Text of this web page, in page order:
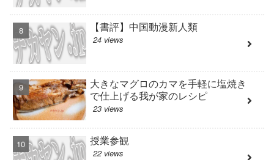
【書評】中国動漫新人類
24 views
大きなマグロのカマを手軽に塩焼き
で仕上げる我が家のレシピ
23 views
授業参観
22 views